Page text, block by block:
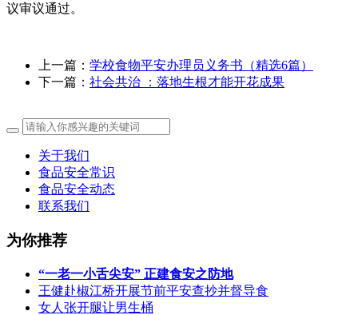
议审议通过。
上一篇： 学校食物平安办理员义务书（精选6篇）
下一篇： 社会共治 ：落地生根才能开花成果
关于我们
食品安全常识
食品安全动态
联系我们
为你推荐
“一老一小舌尖安” 正建食安之防地
王健赴椒江桥开展节前平安查抄并督导食
女人张开腿让男生桶